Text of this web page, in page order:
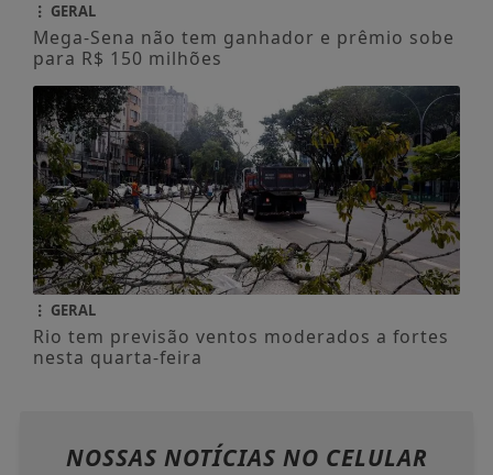
GERAL
Mega-Sena não tem ganhador e prêmio sobe
para R$ 150 milhões
GERAL
Rio tem previsão ventos moderados a fortes
nesta quarta-feira
NOSSAS NOTÍCIAS NO CELULAR